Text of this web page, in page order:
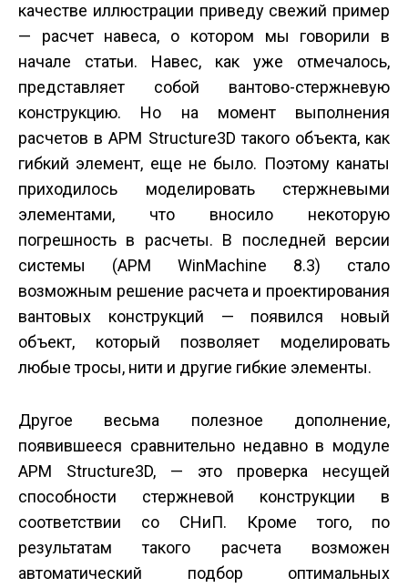
качестве иллюстрации приведу свежий пример
— расчет навеса, о котором мы говорили в
начале статьи. Навес, как уже отмечалось,
представляет собой вантово-стержневую
конструкцию. Но на момент выполнения
расчетов в APM Structure3D такого объекта, как
гибкий элемент, еще не было. Поэтому канаты
приходилось моделировать стержневыми
элементами, что вносило некоторую
погрешность в расчеты. В последней версии
системы (APM WinMachine 8.3) стало
возможным решение расчета и проектирования
вантовых конструкций — появился новый
объект, который позволяет моделировать
любые тросы, нити и другие гибкие элементы.
Другое весьма полезное дополнение,
появившееся сравнительно недавно в модуле
APM Structure3D, — это проверка несущей
способности стержневой конструкции в
соответствии со СНиП. Кроме того, по
результатам такого расчета возможен
автоматический подбор оптимальных